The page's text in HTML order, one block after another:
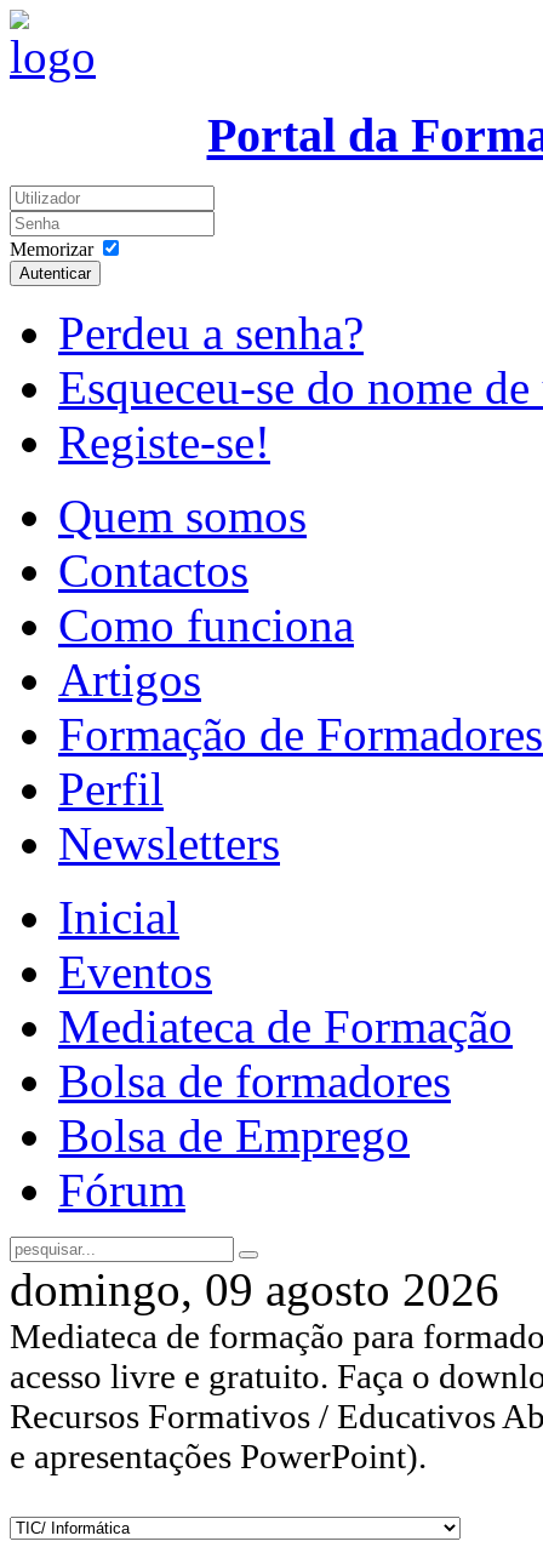
Portal da
Memorizar
Autenticar
Perdeu a senha?
Esqueceu-se do nome
Registe-se!
Quem somos
Contactos
Como funciona
Artigos
Formação de Formadores
Perfil
Newsletters
Inicial
Eventos
Mediateca de Formação
Bolsa de formadores
Bolsa de Emprego
Fórum
domingo, 09 agosto 2026
Mediateca de formação para
acesso livre e gratuito. Faça o
Recursos Formativos / Educativos
e apresentações PowerPoint).